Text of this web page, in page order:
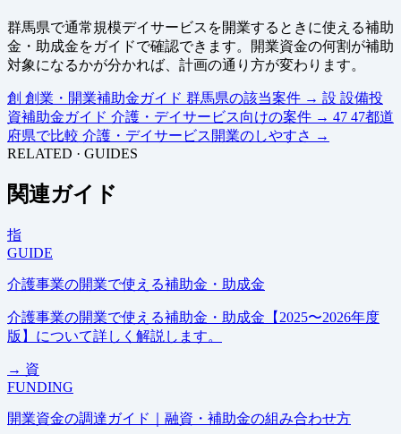
群馬県で通常規模デイサービスを開業するときに使える補助
金・助成金をガイドで確認できます。開業資金の何割が補助
対象になるかが分かれば、計画の通り方が変わります。
創 創業・開業補助金ガイド 群馬県の該当案件 → 設 設備投
資補助金ガイド 介護・デイサービス向けの案件 → 47 47都道
府県で比較 介護・デイサービス開業のしやすさ →
RELATED · GUIDES
関連ガイド
指
GUIDE
介護事業の開業で使える補助金・助成金
介護事業の開業で使える補助金・助成金【2025〜2026年度
版】について詳しく解説します。
→ 資
FUNDING
開業資金の調達ガイド｜融資・補助金の組み合わせ方